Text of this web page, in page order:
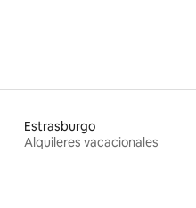
Estrasburgo
Alquileres vacacionales